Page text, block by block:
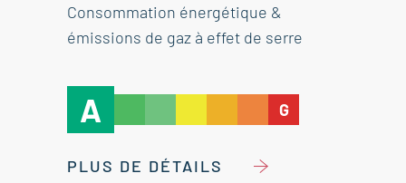
Consommation énergétique &
émissions de gaz à effet de serre
A G
PLUS DE DÉTAILS